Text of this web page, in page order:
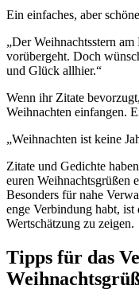
Ein einfaches, aber
„Der Weihnachtsstern
vorübergeht. Doch
und Glück allhier.“
Wenn ihr Zitate
Weihnachten einfangen.
„Weihnachten ist keine
Zitate und Gedichte
euren Weihnachtsgrüßen
Besonders für nahe
enge Verbindung habt,
Wertschätzung zu zeigen.
Tipps für das